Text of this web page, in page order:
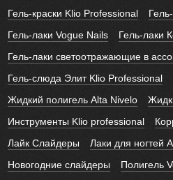
Гель-краски Klio Professional
Гель-лаки Vogue Nails
Гель-лаки
Гель-лаки светоотражающие в
Гель-слюда Элит Klio Professional
Жидкий полигель Alta Nivelo
Инструменты Klio professional
Лайк Слайдеры
Лаки для ногтей
Новогодние слайдеры
Полигель